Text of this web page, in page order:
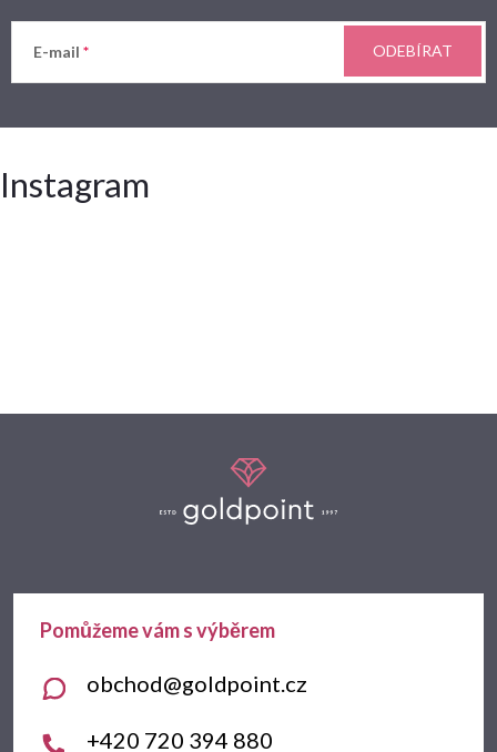
E-mail ODEBÍRAT
Instagram
a
obchod@goldpoint.cz
+420 720 394 880